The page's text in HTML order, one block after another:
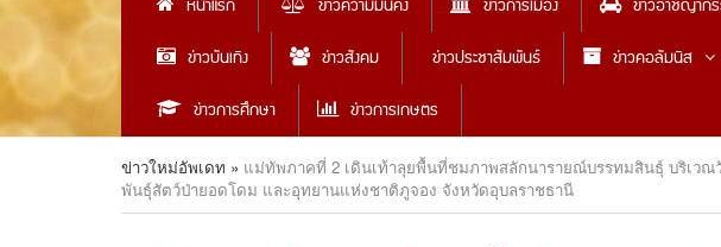
หน้าแรก ข่าวความมั่นคง ข่าวการเมือง ข่าวอาชญาก
ข่าวบันเทิง
ข่าวสังคม ข่าวประชาสัมพันธ์ ข่าวคอลัมนิส
ข่าวการศึกษา
ข่าวการเกษตร
ข่าวใหม่อัพเดท » แม่ทัพภาคที่ 2 เดินเท้าลุยพื้นที่ชมภาพสลักนารายณ์บรรทมสินธุ์ บริเว
พันธุ์สัตว์ป่ายอดโดม และอุทยานแห่งชาติภูจอง จังหวัดอุบลราชธานี